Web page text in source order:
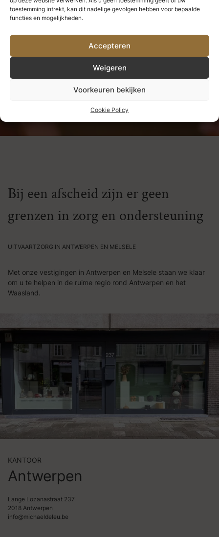
toestemming intrekt, kan dit nadelige gevolgen hebben voor bepaalde
functies en mogelijkheden.
Accepteren
Weigeren
Voorkeuren bekijken
Cookie Policy
we nooit verliezen.Alles wat we
diep liefhebben, wordt een deel
van ons.
Helen Keller
UITVAARTZORG IN ANTWERPEN EN MELSELE
Bij een afscheid zijn er geen
grenzen in zorg en ondersteuning
Met onze vestigingen in Antwerpen en Melsele staan we klaar
om u te helpen in de ruime regio rond Antwerpen en het
Waasland.
KANTOOR
Antwerpen
Lange Lozanastraat 237
2018 Antwerpen
info@michaeldeleu.be